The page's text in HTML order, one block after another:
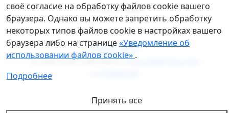
консультация
Карта сайта
© 2004-2026 «Автохис».Пользовательское
своё согласие на обработку файлов cookie вашего
браузера. Однако вы можете запретить обработку
некоторых типов файлов cookie в настройках вашего
браузера либо на странице«Уведомление об
использовании файлов cookie» .
Подробнее
Принять все